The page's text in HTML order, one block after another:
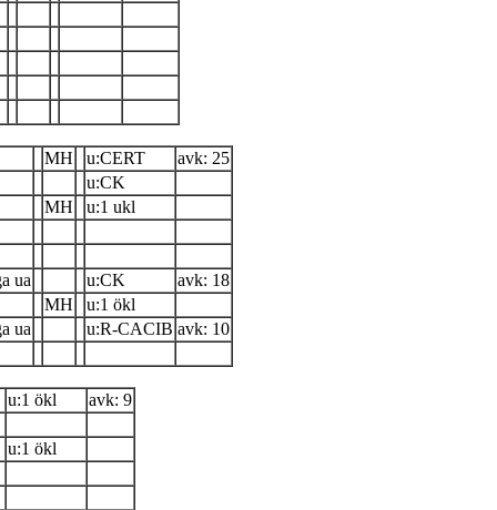
MH u:CERT
avk: 25
u:CK
MH
u:1 ukl
ua u:CK
avk: 18
MH
u:1 ökl
ua
u:R-CACIB avk: 10
u:1 ökl avk: 9
u:1 ökl